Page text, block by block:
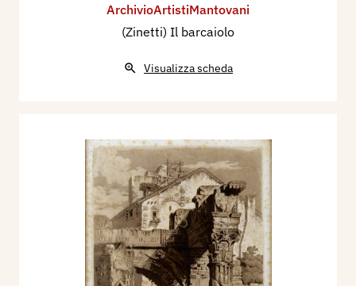
ArchivioArtistiMantovani
(Zinetti) Il barcaiolo
Visualizza scheda